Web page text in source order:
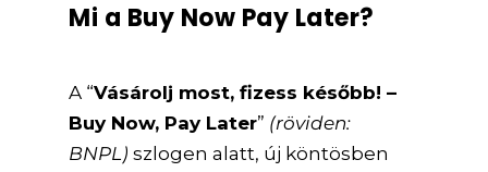
Mi a Buy Now Pay Later?
A “Vásárolj most, fizess később! –
Buy Now, Pay Later” (röviden:
BNPL) szlogen alatt, új köntösben